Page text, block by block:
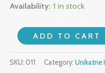
Availability: 1 in stock
ADD TO CART
SKU: 011 Category: Unikatne